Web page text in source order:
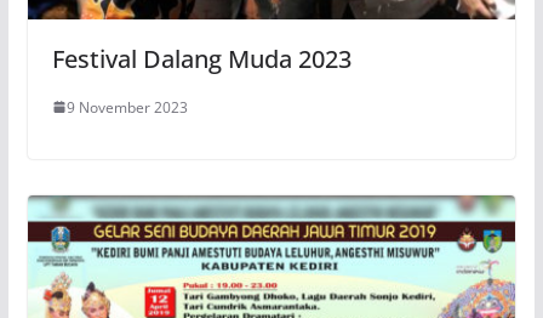
Festival Dalang Muda 2023
9 November 2023